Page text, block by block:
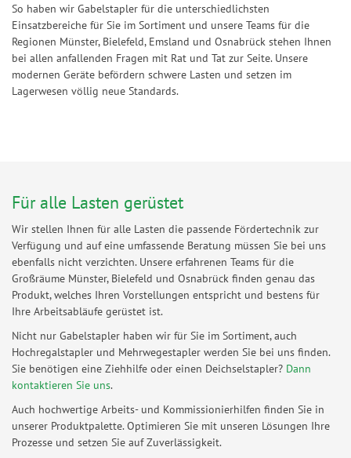
So haben wir Gabelstapler für die unterschiedlichsten
Einsatzbereiche für Sie im Sortiment und unsere Teams für die
Regionen Münster, Bielefeld, Emsland und Osnabrück stehen Ihnen
bei allen anfallenden Fragen mit Rat und Tat zur Seite. Unsere
modernen Geräte befördern schwere Lasten und setzen im
Lagerwesen völlig neue Standards.
Für alle Lasten gerüstet
Wir stellen Ihnen für alle Lasten die passende Fördertechnik zur
Verfügung und auf eine umfassende Beratung müssen Sie bei uns
ebenfalls nicht verzichten. Unsere erfahrenen Teams für die
Großräume Münster, Bielefeld und Osnabrück finden genau das
Produkt, welches Ihren Vorstellungen entspricht und bestens für
Ihre Arbeitsabläufe gerüstet ist.
Nicht nur Gabelstapler haben wir für Sie im Sortiment, auch
Hochregalstapler und Mehrwegestapler werden Sie bei uns finden.
Sie benötigen eine Ziehhilfe oder einen Deichselstapler? Dann
kontaktieren Sie uns.
Auch hochwertige Arbeits- und Kommissionierhilfen finden Sie in
unserer Produktpalette. Optimieren Sie mit unseren Lösungen Ihre
Prozesse und setzen Sie auf Zuverlässigkeit.